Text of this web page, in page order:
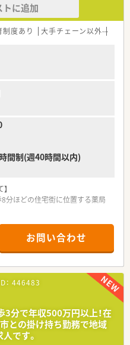
も、土曜半日勤務で週休2.5日を
めです。
経験を活かし、裁量を持って店
します。
に追加
制度あり 大手チェーン以外
間制(週40時間以内)
分ほどの住宅街に位置する薬局
の採用品目数は約712品目となっ
て】
募集となり、長く活躍いただける
集しており、若手であれば経験
抵抗なくご自身のペースで責任
ます。
お問い合わせ
446483
3分で年収500万円以上！在
との掛け持ち勤務で地域
です。